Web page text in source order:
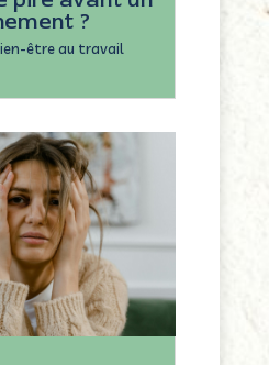
?
être au travail